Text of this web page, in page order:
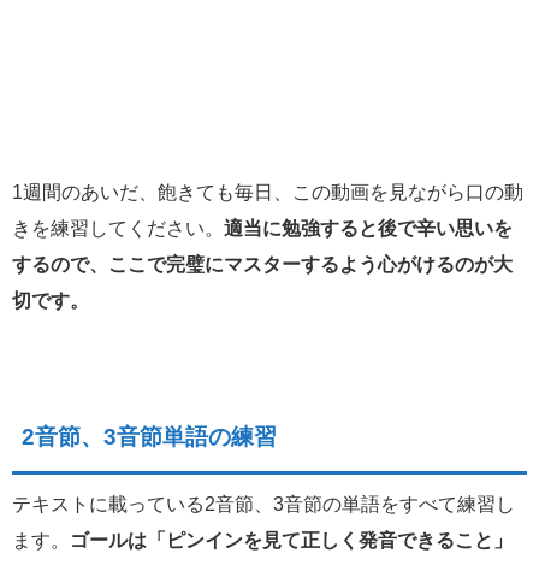
1週間のあいだ、飽きても毎日、この動画を見ながら口の動
きを練習してください。 適当に勉強すると後で辛い思いを
するので、ここで完璧にマスターするよう心がけるのが大
切です。
2音節、3音節単語の練習
テキストに載っている2音節、3音節の単語をすべて練習し
ます。
ゴールは「ピンインを見て正しく発音できること」